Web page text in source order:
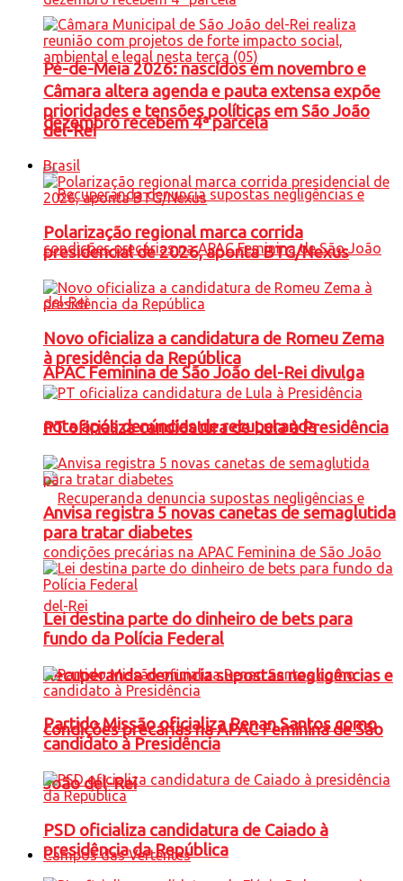
Pé-de-Meia 2026: nascidos em novembro e
dezembro recebem 4ª parcela
APAC Feminina de São João del-Rei divulga
nota após denúncias de recuperanda
Recuperanda denuncia supostas negligências e
condições precárias na APAC Feminina de São
João del-Rei
Campos das Vertentes
Câmara altera agenda e pauta extensa expõe
prioridades e tensões políticas em São João
del-Rei
Brasil
Polarização regional marca corrida
presidencial de 2026, aponta BTG/Nexus
Novo oficializa a candidatura de Romeu Zema
à presidência da República
PT oficializa candidatura de Lula à Presidência
Anvisa registra 5 novas canetas de semaglutida
para tratar diabetes
Lei destina parte do dinheiro de bets para
fundo da Polícia Federal
Partido Missão oficializa Renan Santos como
candidato à Presidência
PSD oficializa candidatura de Caiado à
presidência da República